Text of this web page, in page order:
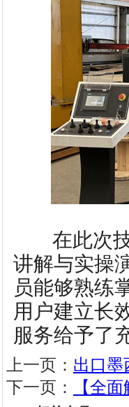
在此次
讲解与实操
员能够熟练
用户建立长
服务给予了
上一页： 出口墨
下一页：
【全